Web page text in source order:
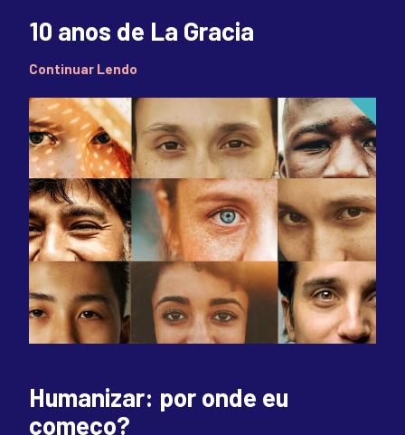
10 anos de La Gracia
Continuar Lendo
Humanizar: por onde eu
começo?